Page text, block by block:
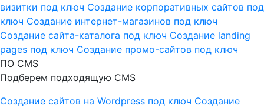
визитки под ключ Создание корпоративных сайтов под
ключ Создание интернет-магазинов под ключ
Создание сайта-каталога под ключ Создание landing
pages под ключ Создание промо-сайтов под ключ
ПО CMS
Подберем подходящую CMS
Создание сайтов на Wordpress под ключ Создание